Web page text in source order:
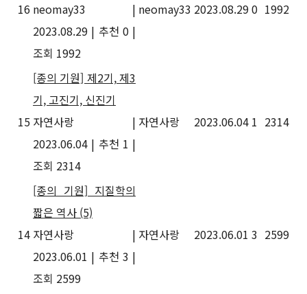
16 neomay33
|
2023.08.29 | 추천 0 |
조회 1992
neomay33 2023.08.290 1992
15
[종의 기원] 제2기, 제3
기, 고진기, 신진기
자연사랑
|
2023.06.04 | 추천 1 |
조회 2314
자연사랑 2023.06.04 1 2314
14
[종의 기원] 지질학의
짧은 역사 (5)
자연사랑
|
2023.06.01 | 추천 3 |
조회 2599
자연사랑 2023.06.01 3 2599